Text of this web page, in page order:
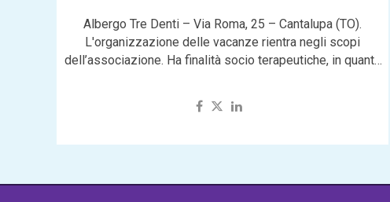
Albergo Tre Denti – Via Roma, 25 – Cantalupa (TO).
L'organizzazione delle vacanze rientra negli scopi
dell’associazione. Ha finalità socio terapeutiche, in quanto